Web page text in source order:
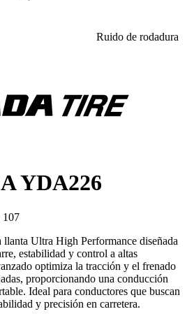
Ruido de rodadura
YDA226
107
Ultra High Performance diseñada
estabilidad y control a altas
optimiza la tracción y el frenado
proporcionando una conducción
Ideal para conductores que buscan
y precisión en carretera.